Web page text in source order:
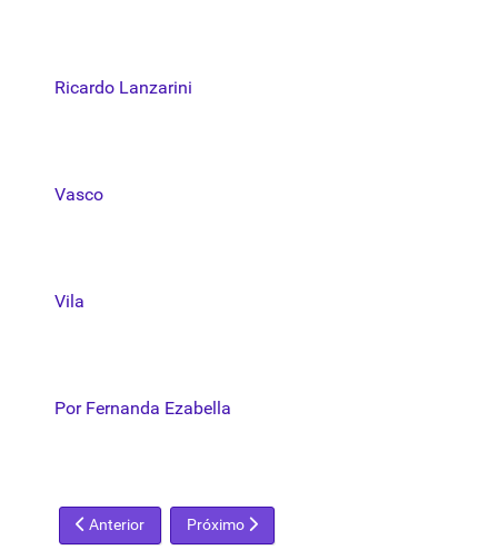
Ricardo Lanzarini
Vasco
Vila
Por Fernanda Ezabella
Artigo anterior: Raridades de Aleijadinho vão a leilão no Rio
Anterior Próximo artigo: Revista Veredas chega ao fim
Próximo